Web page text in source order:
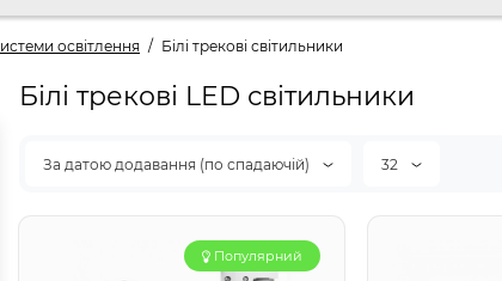
освітлення Білі трекові світильники
Білі трекові LED світильники
За датою додавання (по спадаючій) 32
Популярний